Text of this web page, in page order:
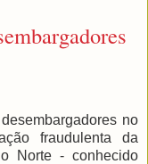
no
fraudulenta da
Norte - conhecido